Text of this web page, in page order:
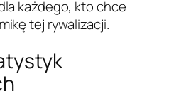
każdego, kto chce
tej rywalizacji.